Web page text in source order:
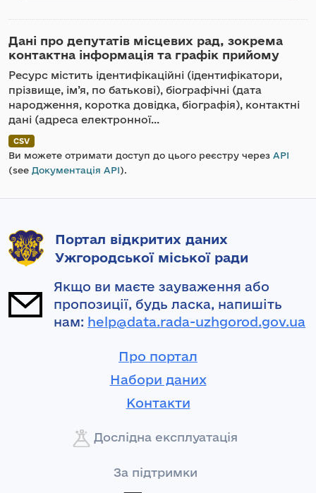
Дані про депутатів місцевих рад, зокрема
контактна інформація та графік прийому
Ресурс містить ідентифікаційні (ідентифікатори,
прізвище, ім’я, по батькові), біографічні (дата
народження, коротка довідка, біографія), контактні
дані (адреса електронної...
CSV
Ви можете отримати доступ до цього реєстру через API
(see Документація API).
Портал відкритих даних
Ужгородської міської ради
Якщо ви маєте зауваження або
пропозиції, будь ласка, напишіть
нам: help@data.rada-uzhgorod.gov.ua
Про портал
Набори даних
Контакти
Дослідна експлуатація
За підтримки